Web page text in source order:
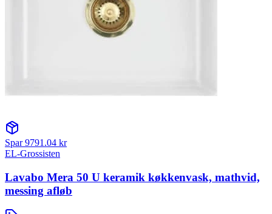
Spar9791.04 kr
EL-Grossisten
Lavabo Mera 50 U keramik køkkenvask, mathvid,
messing afløb